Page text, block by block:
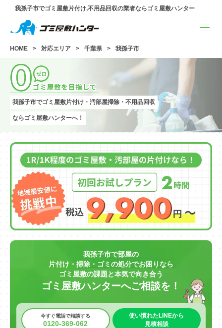
我孫子市でゴミ屋敷片付け,不用品回収の業者ならゴミ屋敷ハンター
HOME 対応エリア 千葉県 我孫子市
我孫子市でゴミ屋敷片付け・汚部屋掃除・不用品回収
ならゴミ屋敷ハンターへ！
我孫子市で部屋の
片付け・掃除・ゴミの処分でお困りなら
ゴミ屋敷の課題と本気で向き合う
ゴミ屋敷ハンターへご相談を！
今すぐ電話で相談する
0120-369-062
使い慣れたLINEから
見積相談